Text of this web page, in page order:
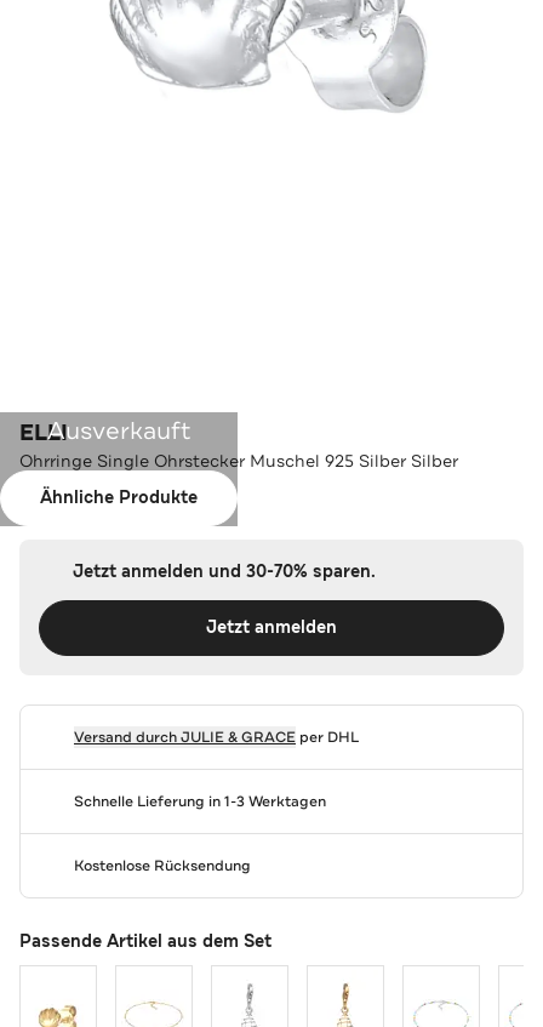
Ausverkauft
Ähnliche Produkte
ELLI
Ohrringe Single Ohrstecker Muschel 925 Silber Silber
Farbe:Silber
Jetzt anmelden und 30-70% sparen.
Jetzt anmelden
Versand durchJULIE & GRACEper DHL
Schnelle Lieferung in 1-3 Werktagen
Kostenlose Rücksendung
Passende Artikel aus dem Set